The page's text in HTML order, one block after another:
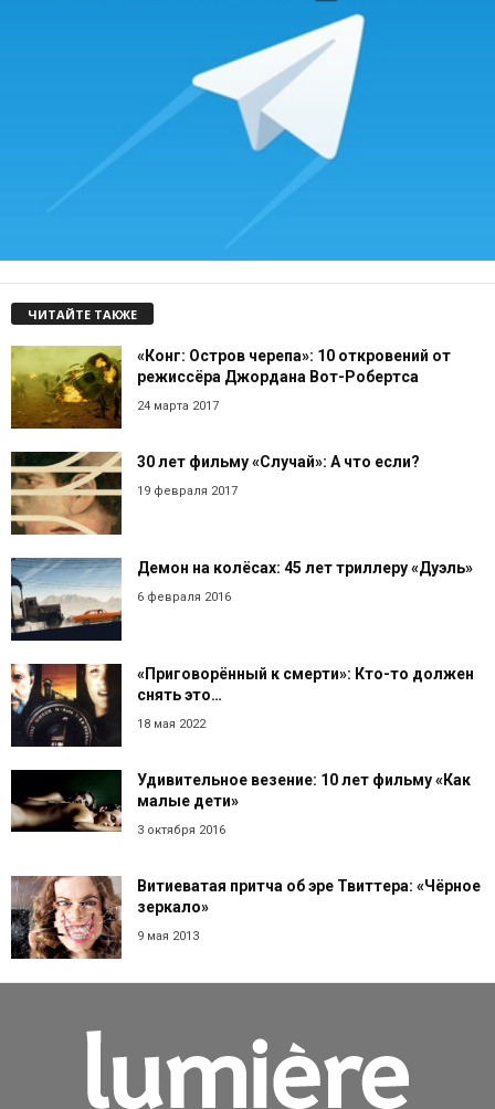
ЧИТАЙТЕ ТАКЖЕ
«Конг: Остров черепа»: 10 откровений от
режиссёра Джордана Вот-Робертса
24 марта 2017
30 лет фильму «Случай»: А что если?
19 февраля 2017
Демон на колёсах: 45 лет триллеру «Дуэль»
6 февраля 2016
«Приговорённый к смерти»: Кто-то должен
снять это…
18 мая 2022
Удивительное везение: 10 лет фильму «Как
малые дети»
3 октября 2016
Витиеватая притча об эре Твиттера: «Чёрное
зеркало»
9 мая 2013